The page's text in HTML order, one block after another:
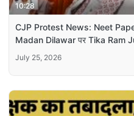
10:28
CJP Protest News: Neet Paper
Madan Dilawar पर Tika Ram
July 25, 2026